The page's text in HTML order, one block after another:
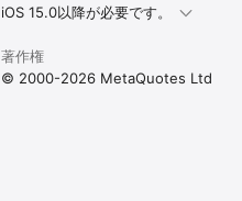
iOS 15.0以降が必要です。
著作権
© 2000-2026 MetaQuotes Ltd